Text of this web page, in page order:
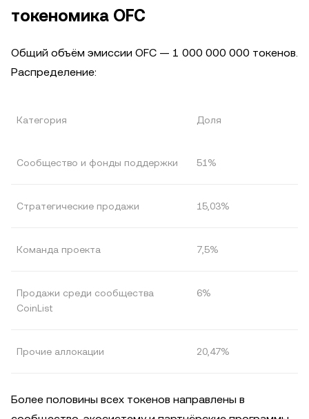
токеномика OFC
Общий объём эмиссии OFC — 1 000 000 000 токенов.
Распределение:
Категория Доля
Сообщество и фонды поддержки 51%
Стратегические продажи 15,03%
Команда проекта 7,5%
Продажи среди сообщества
CoinList
6%
Прочие аллокации 20,47%
Более половины всех токенов направлены в